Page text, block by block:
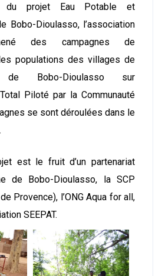
du projet Eau Potable et
Bobo-Dioulasso, l’association
des campagnes de
populations des villages de
Bobo-Dioulasso sur
Piloté par la Communauté
se sont déroulées dans le
est le fruit d’un partenariat
de Bobo-Dioulasso, la SCP
Provence), l’ONG Aqua for all,
SEEPAT.